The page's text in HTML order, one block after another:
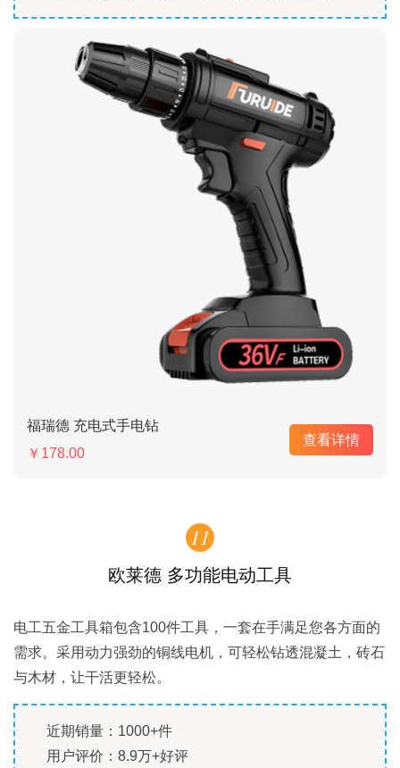
福瑞德 充电式手电钻
￥178.00
查看详情
11
欧莱德 多功能电动工具
电工五金工具箱包含100件工具，一套在手满足您各方面的
需求。采用动力强劲的铜线电机，可轻松钻透混凝土，砖石
与木材，让干活更轻松。
近期销量：1000+件
用户评价：8.9万+好评